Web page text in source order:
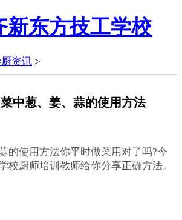
资讯 >
中葱、姜、蒜的使用方法
的使用方法你平时做菜用对了吗?今
校厨师培训教师给你分享正确方法。